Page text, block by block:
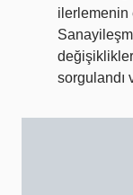
ilerlemenin
sorgulandı